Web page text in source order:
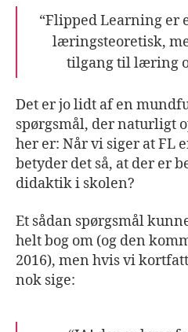
“Flipped Learning er
læringsteoretisk,
tilgang til læring
Det er jo lidt af en
spørgsmål, der naturligt
her er: Når vi siger at FL
betyder det så, at der er
didaktik i skolen?
Et sådan spørgsmål
helt bog om (og den
2016), men hvis vi
nok sige: